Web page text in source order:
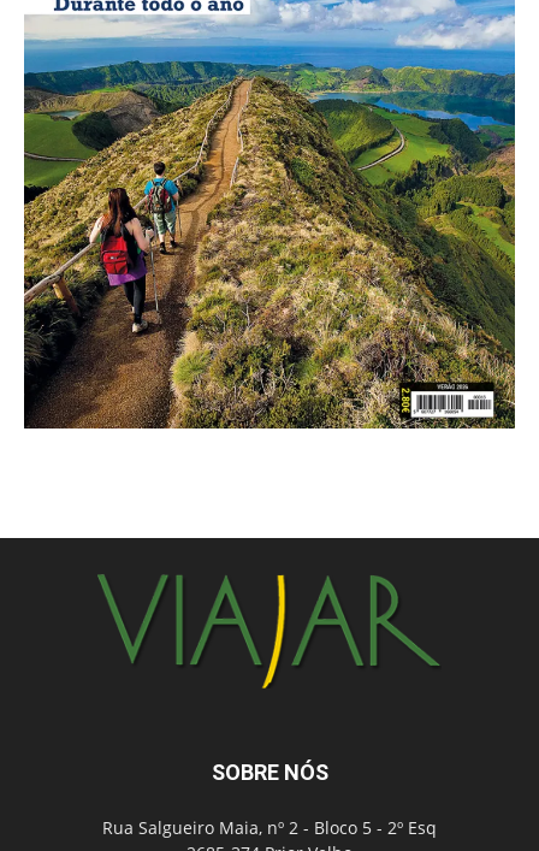
SOBRE NÓS
Rua Salgueiro Maia, nº 2 - Bloco 5 - 2º Esq